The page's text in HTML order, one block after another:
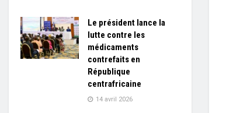
Le président lance la
lutte contre les
médicaments
contrefaits en
République
centrafricaine
14 avril 2026